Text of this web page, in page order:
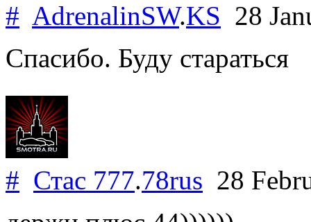
# AdrenalinSW.KS 28
Спасибо. Буду стараться
# Стас 777.78rus 28